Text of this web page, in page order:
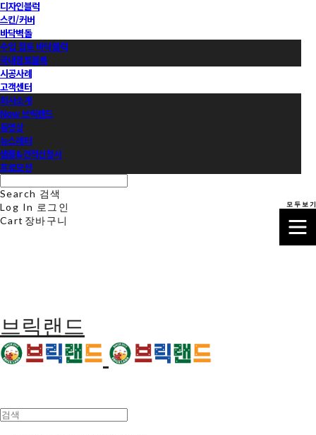
디자인블럭
스킨/커버
바닥벽돌
수입 점토 바닥블럭
국내점토블록
시공사례
고객센터
회사소개
Now 브릭랜드
동영상
뉴스레터
샘플&견적신청서
프로모션
Search 검색
Log In 로그인
Cart 장바구니
브릭랜드
모 두 보 기